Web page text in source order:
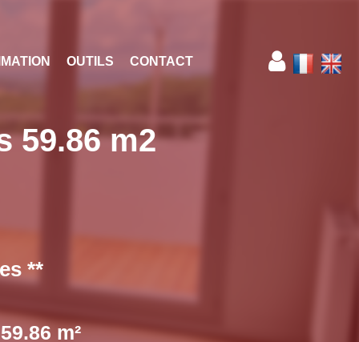
OUTILS CONTACT
59.86 m2
**
59.86 m²